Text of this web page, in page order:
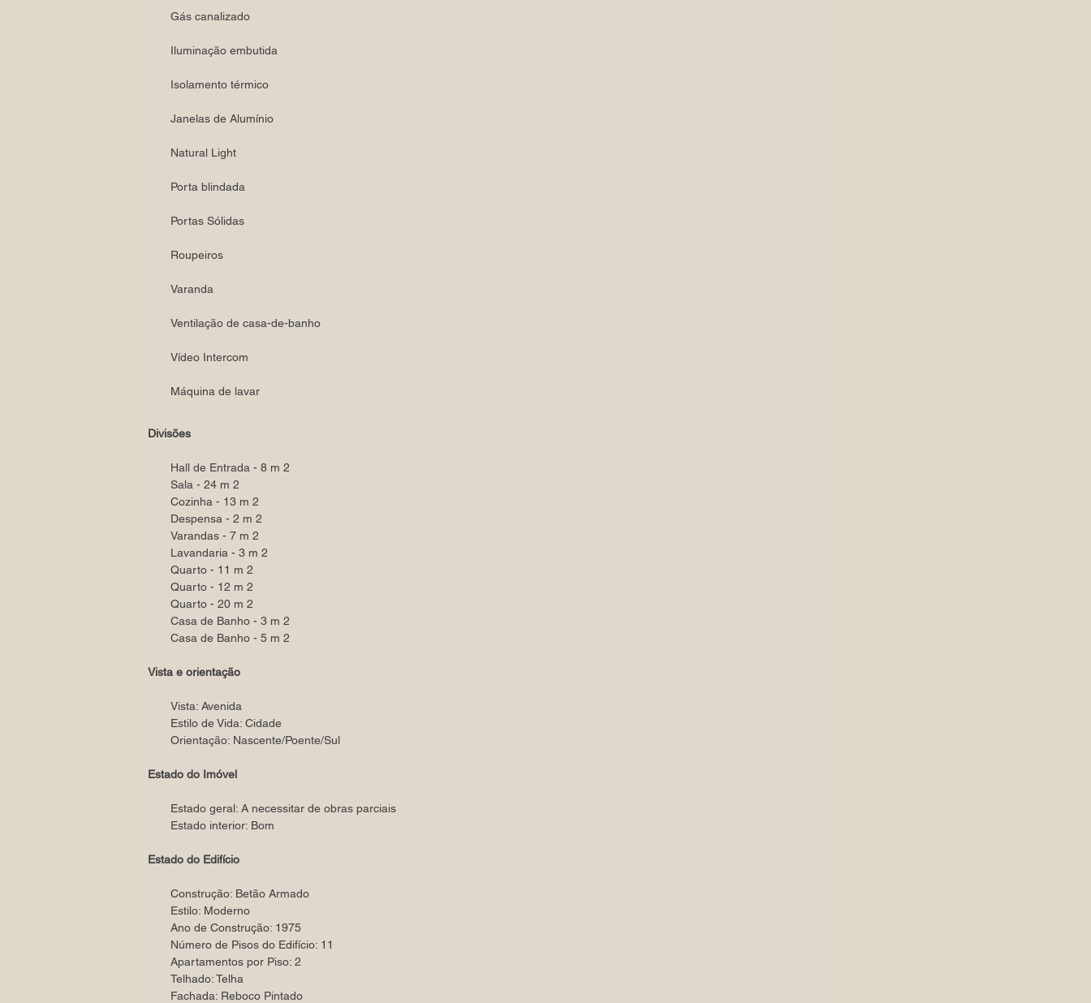
Gás canalizado
Iluminação embutida
Isolamento térmico
Janelas de Alumínio
Natural Light
Porta blindada
Portas Sólidas
Roupeiros
Varanda
Ventilação de casa-de-banho
Vídeo Intercom
Máquina de lavar
Divisões
Hall de Entrada - 8 m 2
Sala - 24 m 2
Cozinha - 13 m 2
Despensa - 2 m 2
Varandas - 7 m 2
Lavandaria - 3 m 2
Quarto - 11 m 2
Quarto - 12 m 2
Quarto - 20 m 2
Casa de Banho - 3 m 2
Casa de Banho - 5 m 2
Vista e orientação
Vista: Avenida
Estilo de Vida: Cidade
Orientação: Nascente/Poente/Sul
Estado do Imóvel
Estado geral: A necessitar de obras parciais
Estado interior: Bom
Estado do Edifício
Construção: Betão Armado
Estilo: Moderno
Ano de Construção: 1975
Número de Pisos do Edifício: 11
Apartamentos por Piso: 2
Telhado: Telha
Fachada: Reboco Pintado